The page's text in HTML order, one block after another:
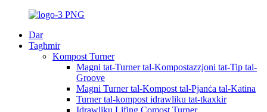
Dar
Tagħmir
Kompost Turner
Magni tat-Turner tal-Kompostazzjoni tat-Tip tal-
Groove
Magni Turner tal-Kompost tal-Pjanċa tal-Katina
Turner tal-kompost idrawliku tat-tkaxkir
Idrawliku Lifing Comost Turner